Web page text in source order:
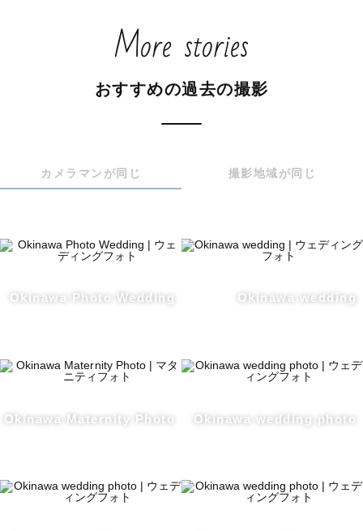
More stories
おすすめの過去の撮影
カメラマンが同じ 撮影地域が同じ
Okinawa Photo Wedding Okinawa wedding
Okinawa Maternity Photo Okinawa wedding photo